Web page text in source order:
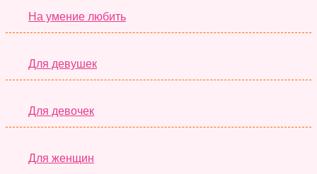
На умение любить
Для девушек
Для девочек
Для женщин